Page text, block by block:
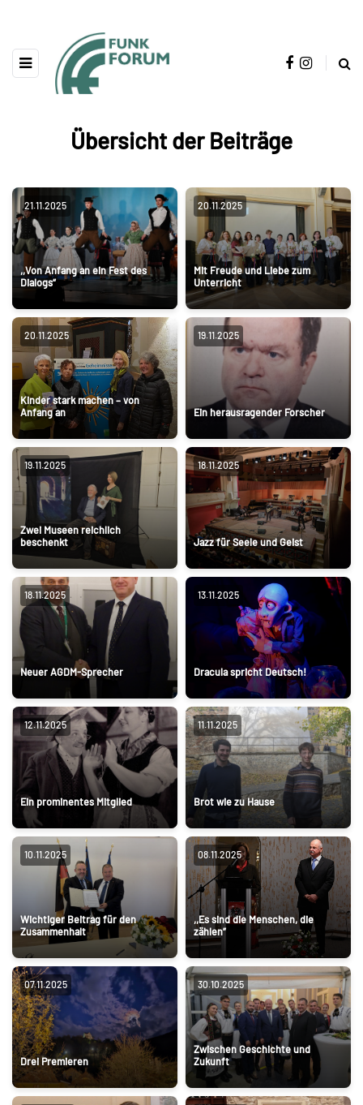
Übersicht der Beiträge
21.11.2025
,,Von Anfang an ein Fest des
Dialogs“
20.11.2025
Mit Freude und Liebe zum
Unterricht
20.11.2025
Kinder stark machen – von
Anfang an
19.11.2025
Ein herausragender Forscher
19.11.2025
Zwei Museen reichlich
beschenkt
18.11.2025
Jazz für Seele und Geist
18.11.2025
Neuer AGDM-Sprecher
13.11.2025
Dracula spricht Deutsch!
12.11.2025
Ein prominentes Mitglied
11.11.2025
Brot wie zu Hause
10.11.2025
Wichtiger Beitrag für den
Zusammenhalt
08.11.2025
,,Es sind die Menschen, die
zählen”
07.11.2025
Drei Premieren
30.10.2025
Zwischen Geschichte und
Zukunft